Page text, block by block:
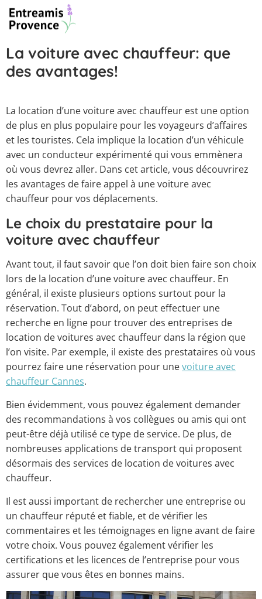
La voiture avec chauffeur: que
des avantages!
La location d’une voiture avec chauffeur est une option
de plus en plus populaire pour les voyageurs d’affaires
et les touristes. Cela implique la location d’un véhicule
avec un conducteur expérimenté qui vous emmènera
où vous devrez aller. Dans cet article, vous découvrirez
les avantages de faire appel à une voiture avec
chauffeur pour vos déplacements.
Le choix du prestataire pour la
voiture avec chauffeur
Avant tout, il faut savoir que l’on doit bien faire son choix
lors de la location d’une voiture avec chauffeur. En
général, il existe plusieurs options surtout pour la
réservation. Tout d’abord, on peut effectuer une
recherche en ligne pour trouver des entreprises de
location de voitures avec chauffeur dans la région que
l’on visite. Par exemple, il existe des prestataires où vous
pourrez faire une réservation pour unevoiture avec
chauffeur Cannes.
Bien évidemment, vous pouvez également demander
des recommandations à vos collègues ou amis qui ont
peut-être déjà utilisé ce type de service. De plus, de
nombreuses applications de transport qui proposent
désormais des services de location de voitures avec
chauffeur.
Il est aussi important de rechercher une entreprise ou
un chauffeur réputé et fiable, et de vérifier les
commentaires et les témoignages en ligne avant de faire
votre choix. Vous pouvez également vérifier les
certifications et les licences de l’entreprise pour vous
assurer que vous êtes en bonnes mains.